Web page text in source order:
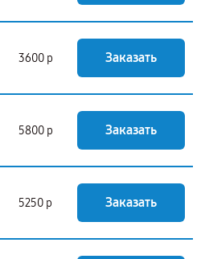
3600 р Заказать
5800 р Заказать
5250 р Заказать